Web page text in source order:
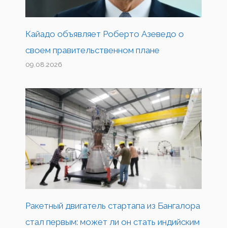
Кайадо объявляет Роберто Азеведо о
своем правительственном плане
09.08.2026
Ракетный двигатель стартапа из Бангалора
стал первым: может ли он стать индийским